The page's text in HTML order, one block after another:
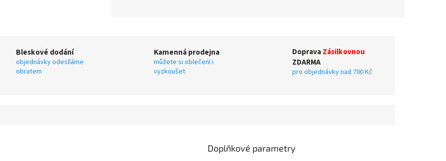
Bleskové dodání
objednávky odesíláme
obratem
Kamenná prodejna
můžete si oblečení i
vyzkoušet
DopravaZásilkovnou
ZDARMA
pro objednávky nad 700 Kč
Doplňkové parametry